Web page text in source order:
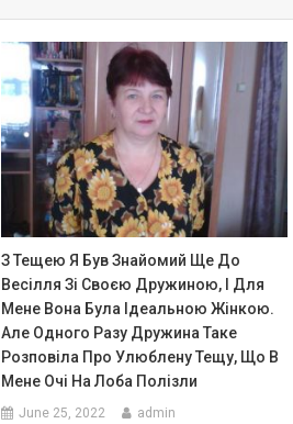
З Тещею Я Був Знайомий Ще До
Весілля Зі Своєю Дружиною, І Для
Мене Вона Була Ідеальною Жінкою.
Але Одного Разу Дружина Таке
Розповіла Про Улюблену Тещу, Що В
Мене Очі На Лоба Полізли
June 25, 2022 admin